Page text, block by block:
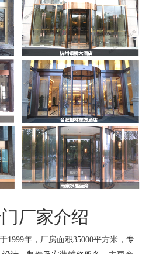
厂家介绍
1999年，厂房面积35000平方米，专